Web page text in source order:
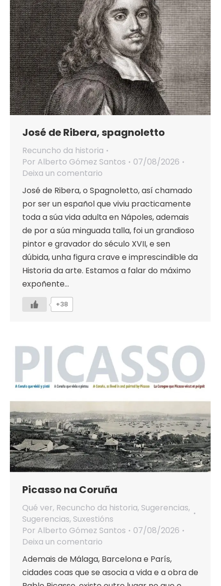
José de Ribera, spagnoletto
Recuncho da historia
Por Alberto Gómez Santos
07/08/2026
Deixa un comentario
José de Ribera, o Spagnoletto, así chamado
por ser un español que viviu practicamente
toda a súa vida adulta en Nápoles, ademais
de por a súa minguada talla, foi un grandioso
pintor e gravador do século XVII, e sen
dúbida, unha figura crave e imprescindible da
Historia da arte. Estamos a falar do máximo
expoñente…
+38
Picasso na Coruña
Qué ver, Recuncho da historia, Sugerencias,
Sugerencias, Suxestións
Por Alberto Gómez Santos
07/08/2026
Deixa un comentario
Ademais de Málaga, Barcelona e París,
cidades coas que se asocia a vida e a obra de